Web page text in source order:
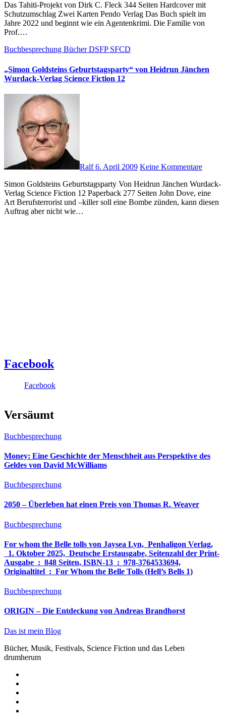
Das Tahiti-Projekt von Dirk C. Fleck 344 Seiten Hardcover mit
Schutzumschlag Zwei Karten Pendo Verlag Das Buch spielt im
Jahre 2022 und beginnt wie ein Agentenkrimi. Die Familie von
Prof.…
Buchbesprechung BücherDSFP SFCD
„Simon Goldsteins Geburtstagsparty“ von Heidrun Jänchen
Wurdack-Verlag Science Fiction 12
Ralf6. April 2009 Keine Kommentare
Simon Goldsteins Geburtstagsparty Von Heidrun Jänchen Wurdack-
Verlag Science Fiction 12 Paperback 277 Seiten John Dove, eine
Art Berufsterrorist und –killer soll eine Bombe zünden, kann diesen
Auftrag aber nicht wie…
Facebook
Facebook
Versäumt
Buchbesprechung
Money: Eine Geschichte der Menschheit aus Perspektive des
Geldes von David McWilliams
Buchbesprechung
2050 – Überleben hat einen Preis von Thomas R. Weaver
Buchbesprechung
For whom the Belle tolls von Jaysea Lyn, ‎ Penhaligon Verlag,
‎ 1. Oktober 2025, ‎ Deutsche Erstausgabe, Seitenzahl der Print-
Ausgabe ‏ : ‎ 848 Seiten, ISBN-13 ‏ : ‎ 978-3764533694,
Originaltitel ‏ : ‎ For Whom the Belle Tolls (Hell’s Bells 1)
Buchbesprechung
ORIGIN – Die Entdeckung von Andreas Brandhorst
Das ist mein Blog
Bücher, Musik, Festivals, Science Fiction und das Leben
drumherum